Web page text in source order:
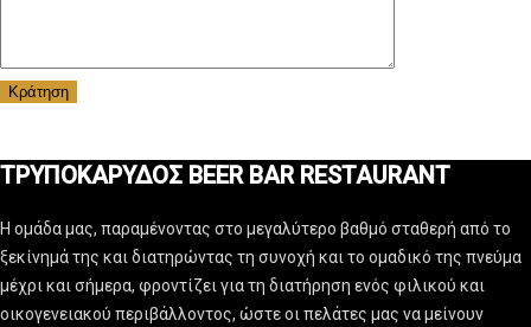
ΤΡΥΠΟΚΑΡΥΔΟΣ BEER BAR RESTAURANT
Η ομάδα μας, παραμένοντας στο μεγαλύτερο βαθμό σταθερή από το
ξεκίνημά της και διατηρώντας τη συνοχή και το ομαδικό της πνεύμα
μέχρι και σήμερα, φροντίζει για τη διατήρηση ενός φιλικού και
οικογενειακού περιβάλλοντος, ώστε οι πελάτες μας να μείνουν